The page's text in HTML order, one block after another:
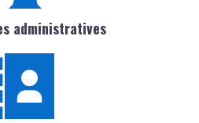
administratives